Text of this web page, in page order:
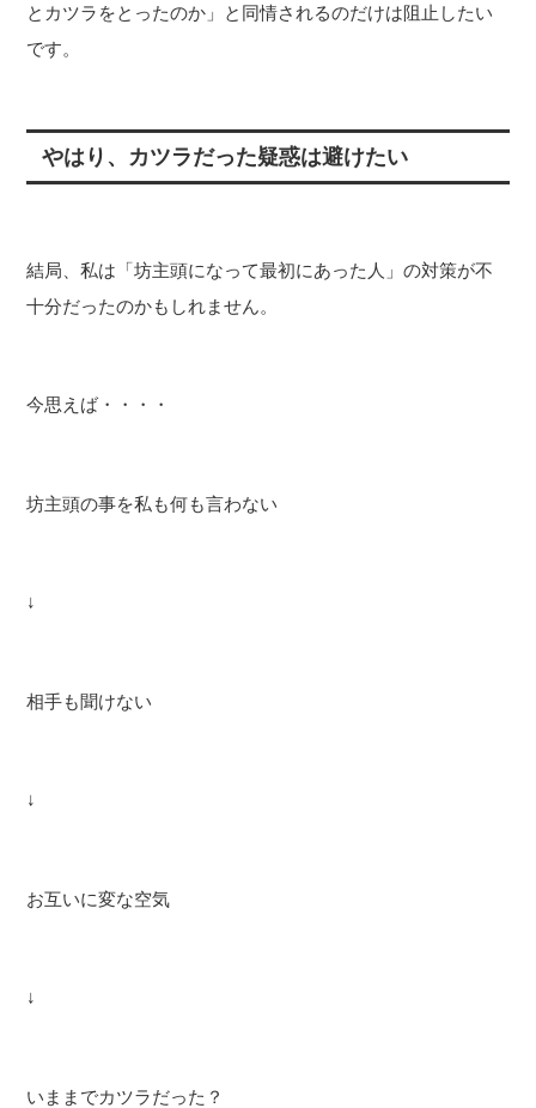
とカツラをとったのか」と同情されるのだけは阻止したい
です。
やはり、カツラだった疑惑は避けたい
結局、私は「坊主頭になって最初にあった人」の対策が不
十分だったのかもしれません。
今思えば・・・・
坊主頭の事を私も何も言わない
↓
相手も聞けない
↓
お互いに変な空気
↓
いままでカツラだった？